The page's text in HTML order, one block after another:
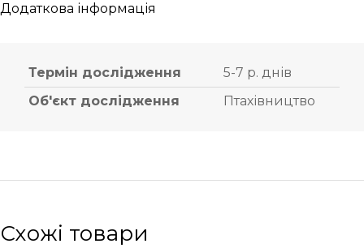
Додаткова інформація
Термін дослідження
5-7 р. днів
Об'єкт дослідження
Птахівництво
Схожі товари